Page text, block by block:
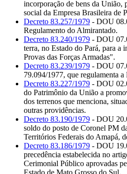
incorporação de bens da União,
social da Empresa Brasileira de
Decreto 83.257/1979 - DOU
Regulamento do Almirantado.
Decreto 83.240/1979 - DOU
terra, no Estado do Pará, para a
Provas das Forças Armadas".
Decreto 83.239/1979 - DOU
79.094/1977, que regulamenta
Decreto 83.227/1979 - DOU
do Patrimônio da União a
dos terrenos que menciona,
outras providências.
Decreto 83.190/1979 - DOU
soldo do posto de Coronel PM
Territórios Federais do Amapá,
Decreto 83.186/1979 - DOU
precedência estabelecida no
Cerimonial Público aprovadas
Estado de Mato Grosso do Sul.